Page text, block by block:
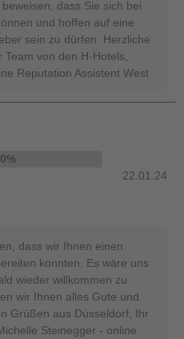
dass Sie sich bei
und hoffen auf eine
sein zu dürfen. Herzliche
von den H-Hotels,
Reputation Assistent West
22.01.24
dass wir Ihnen einen
konnten. Es wäre uns
wieder willkommen zu
wir Ihnen alles Gute und
Grüßen aus Düsseldorf, Ihr
Steinegger - online